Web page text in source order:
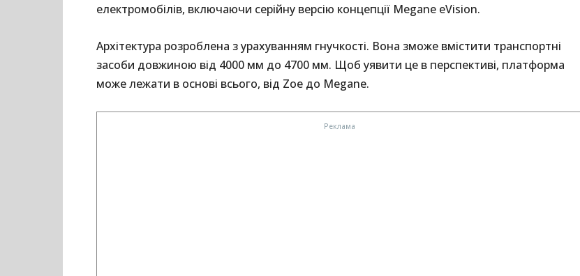
електромобілів, включаючи серійну версію концепції Megane eVision.
Архітектура розроблена з урахуванням гнучкості. Вона зможе вмістити транспортні
засоби довжиною від 4000 мм до 4700 мм. Щоб уявити це в перспективі, платформа
може лежати в основі всього, від Zoe до Megane.